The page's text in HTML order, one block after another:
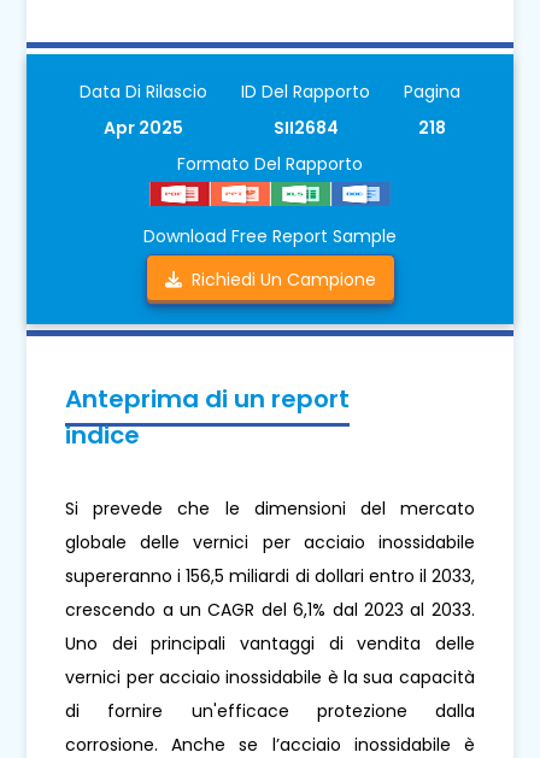
Data Di Rilascio
Apr 2025
ID Del Rapporto
SII2684
Pagina
218
Formato Del Rapporto
Download Free Report Sample
Richiedi Un Campione
Anteprima di un report
indice
Si prevede che le dimensioni del mercato
globale delle vernici per acciaio inossidabile
supereranno i 156,5 miliardi di dollari entro il 2033,
crescendo a un CAGR del 6,1% dal 2023 al 2033.
Uno dei principali vantaggi di vendita delle
vernici per acciaio inossidabile è la sua capacità
di fornire un'efficace protezione dalla
corrosione. Anche se l’acciaio inossidabile è